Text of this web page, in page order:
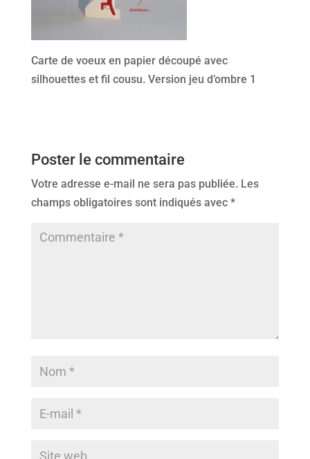
Carte de voeux en papier découpé avec
silhouettes et fil cousu. Version jeu d’ombre 1
Poster le commentaire
Votre adresse e-mail ne sera pas publiée. Les
champs obligatoires sont indiqués avec *